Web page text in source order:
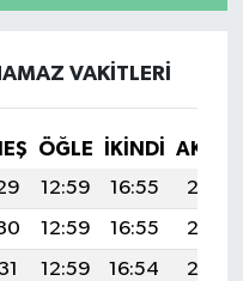
VAKITLERI
ÖĞLE İKINDI
12:59 16:55
20:18
12:59 16:55
20:17
12:59 16:54
20:16